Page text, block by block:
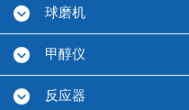
球磨机
甲醇仪
反应器